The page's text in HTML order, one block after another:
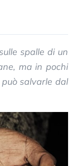
spalle di un
ma in pochi
salvarle dal